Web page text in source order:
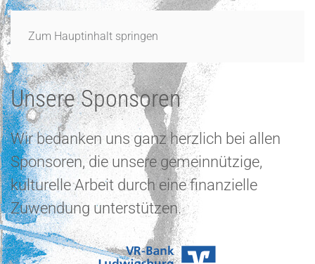
Zum Hauptinhalt springen
Unsere Sponsoren
Wir bedanken uns ganz herzlich bei allen
Sponsoren, die unsere gemeinnützige,
kulturelle Arbeit durch eine finanzielle
Zuwendung unterstützen.